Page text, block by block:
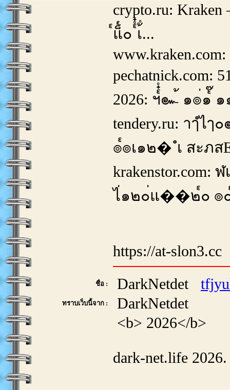
crypto.ru:
๎แ็๎๐ ๎ํ๋เ้ํ...
2026: ฯ๎๋ํ๛้ ๑๏่๑๎๊
tendery.ru: าๅํไ
๏๎๏เ๑๒� ํเ สะภส
krakenstor.com:
ไ่๑๒๐่แ��๒๎๐ ๏
https://at-slon3.cc
ชื่อ : DarkNetdet
ทราบเว็บนี้จาก :
DarkNetdet
<b> 2026</b>
dark-net.life